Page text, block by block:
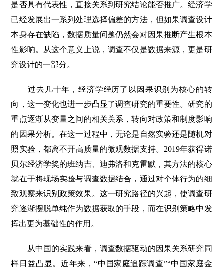
是否具有代表性，直接关系到研究结论能否推广。经济学
已经发展出一系列处理选择偏差的方法，但如果调查设计
本身存在缺陷，数据质量问题仍然会对因果推断产生根本
性影响。从这个意义上说，调查不仅是数据来源，更是研
究设计的一部分。
过去几十年，经济学经历了以因果识别为核心的转
向，这一变化也进一步凸显了调查研究的重要性。研究的
重点逐渐从变量之间的相关关系，转向对政策和制度影响
的因果分析。在这一过程中，无论是自然实验还是随机对
照实验，都离不开高质量的微观数据支持。2019年获得诺
贝尔经济学奖的班纳吉、迪弗洛和克雷默，其方法的核心
就在于将现场实验与调查数据结合，通过对个体行为的细
致观察来识别政策效果。这一研究路径的兴起，使调查研
究逐渐摆脱单纯作为数据获取的手段，而在识别策略中发
挥出更为基础性的作用。
从中国的实践来看，调查数据驱动的因果关系研究同
样日益凸显。近年来，“中国家庭追踪调查”“中国家庭金